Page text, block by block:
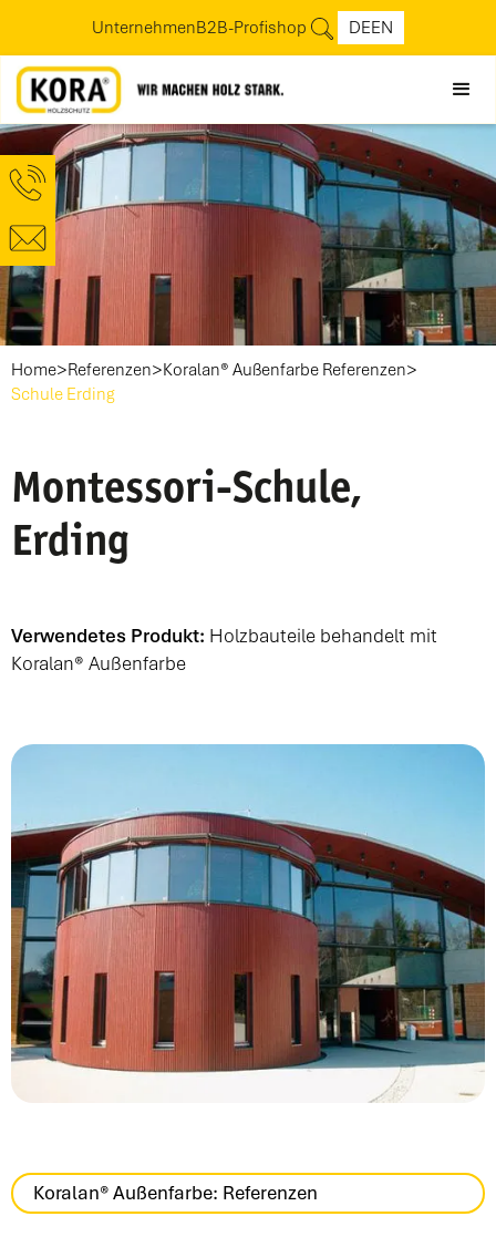
UnternehmenB2B-Profishop DEEN
Home>Referenzen>Koralan® Außenfarbe Referenzen>
Schule Erding
Montessori-Schule,
Erding
Verwendetes Produkt: Holzbauteile behandelt mit
Koralan® Außenfarbe
Koralan® Außenfarbe: Referenzen